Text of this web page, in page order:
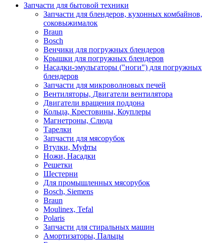
Запчасти для бытовой техники
Запчасти для блендеров, кухонных комбайнов,
соковыжималок
Braun
Bosch
Венчики для погружных блендеров
Крышки для погружных блендеров
Насадки-эмульгаторы ("ноги") для погружных
блендеров
Запчасти для микроволновых печей
Вентиляторы, Двигатели вентилятора
Двигатели вращения поддона
Кольца, Крестовины, Коуплеры
Магнетроны, Слюда
Тарелки
Запчасти для мясорубок
Втулки, Муфты
Ножи, Насадки
Решетки
Шестерни
Для промышленных мясорубок
Bosch, Siemens
Braun
Moulinex, Tefal
Polaris
Запчасти для стиральных машин
Амортизаторы, Пальцы